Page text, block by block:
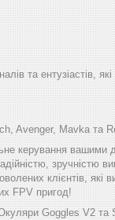
та ентузіастів,
Avenger, Mavka та
керування
зручністю
клієнтів, які
FPV пригод!
Goggles V2 та